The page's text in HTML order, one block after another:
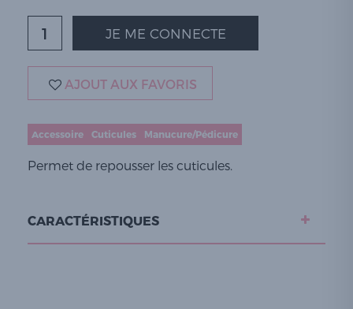
JE ME CONNECTE
AJOUT AUX FAVORIS
Accessoire Cuticules Manucure/Pédicure
Permet de repousser les cuticules.
CARACTÉRISTIQUES